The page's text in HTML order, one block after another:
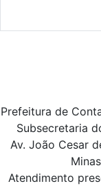
Prefeitura de
Subsecretaria
Av. João Cesar
Atendimento